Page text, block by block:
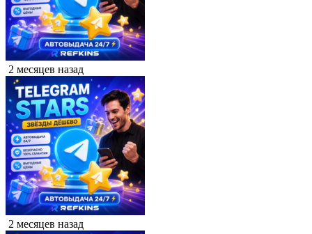
2 месяцев назад
2 месяцев назад